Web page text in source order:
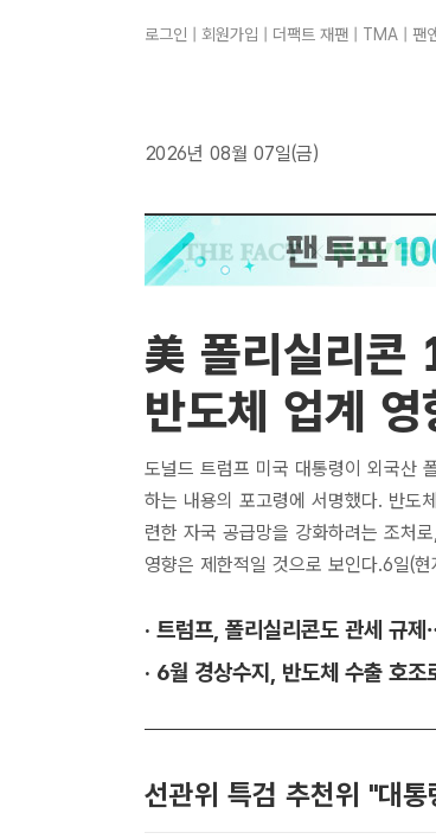
로그인 회원가입 더팩트 재팬 TMA 팬
2026년 08월 07일(금)
美 폴리실리
반도체 업계 영
도널드 트럼프 미국 대통령이 외국산
하는 내용의 포고령에 서명했다. 반도
련한 자국 공급망을 강화하려는 조처
영향은 제한적일 것으로 보인다.6일(
· 트럼프, 폴리실리콘도 관세 규
· 6월 경상수지, 반도체 수출 호
선관위 특검 추천위 "대